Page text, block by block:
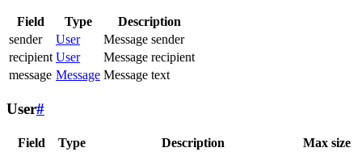
Field Type
Description
sender
User
Message sender
recipient User
Message recipient
message Message Message text
User#
Field Type Description Max size